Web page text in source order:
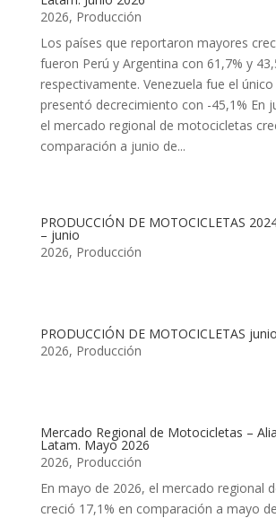
2026, Producción
Los países que reportaron mayores
fueron Perú y Argentina con 61,7% y
respectivamente. Venezuela fue el único
presentó decrecimiento con -45,1% En
el mercado regional de motocicletas
comparación a junio de...
PRODUCCIÓN DE MOTOCICLETAS
– junio
2026, Producción
PRODUCCIÓN DE MOTOCICLETAS
2026, Producción
Mercado Regional de Motocicletas –
Latam. Mayo 2026
2026, Producción
En mayo de 2026, el mercado regional
creció 17,1% en comparación a mayo